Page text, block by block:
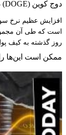
دوج کوین (DOGE) در هاله‌ای از ابهام: مروری بر بازار کریپتو
روز گذشته به کیف
ممکن است این‌ها